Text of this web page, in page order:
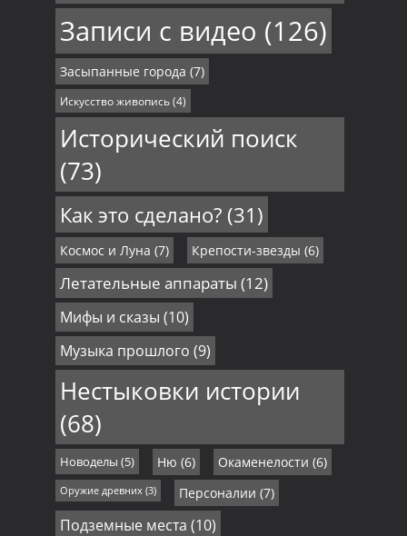
Записи с видео (126)
Засыпанные города (7)
Искусство живопись(4)
Исторический поиск
(73)
Как это сделано?(31)
Космос и Луна (7) Крепости-звезды (6)
Летательные аппараты (12)
Мифы и сказы (10)
Музыка прошлого (9)
Нестыковки истории
(68)
Новоделы (5) Ню (6) Окаменелости (6)
Оружие древних(3) Персоналии (7)
Подземные места (10)